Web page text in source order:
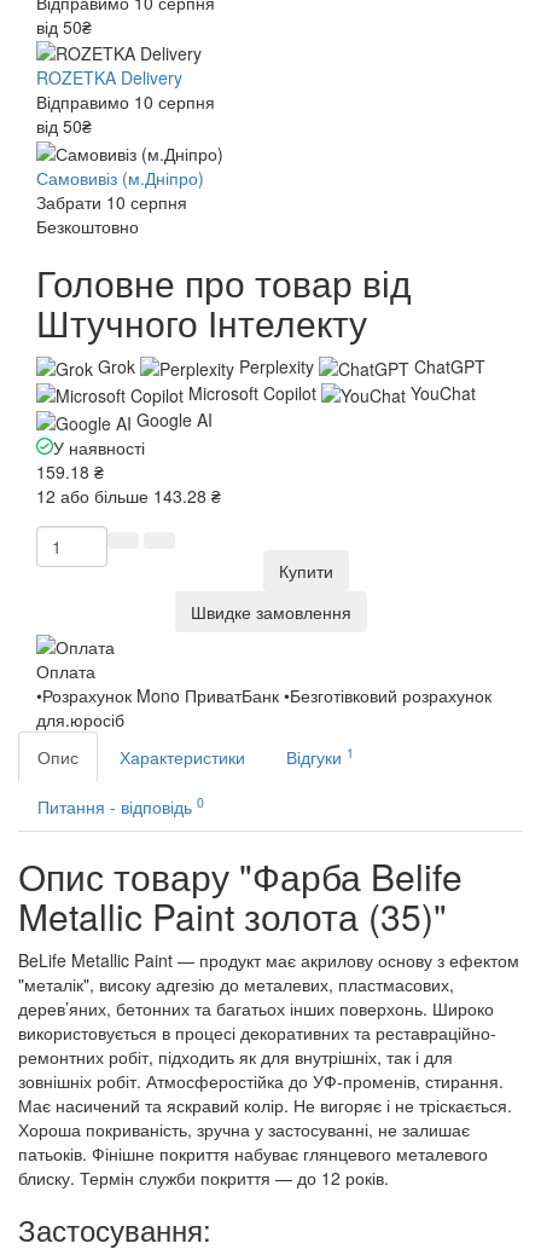
від 50₴
ROZETKA Delivery
Відправимо 10 серпня
від 50₴
Самовивіз (м.Дніпро)
Забрати 10 серпня
Безкоштовно
Головне про товар від
Штучного Інтелекту
Grok Perplexity
ChatGPT
Microsoft Copilot
YouChat
Google AI
У наявності
159.18 ₴
12 або більше 143.28 ₴
Купити
Швидке замовлення
Оплата
•Розрахунок Mono ПриватБанк •Безготівковий розрахунок
для.юросіб
Опис
Характеристики Відгуки 1
Питання - відповідь 0
Опис товару "Фарба Belife
Metallic Paint золота (35)"
BeLife Metallic Paint — продукт має акрилову основу з ефектом
"металік", високу адгезію до металевих, пластмасових,
дерев’яних, бетонних та багатьох інших поверхонь. Широко
використовується в процесі декоративних та реставраційно-
ремонтних робіт, підходить як для внутрішніх, так і для
зовнішніх робіт. Атмосферостійка до УФ-променів, стирання.
Має насичений та яскравий колір. Не вигоряє і не тріскається.
Хороша покриваність, зручна у застосуванні, не залишає
патьоків. Фінішне покриття набуває глянцевого металевого
блиску. Термін служби покриття — до 12 років.
Застосування: